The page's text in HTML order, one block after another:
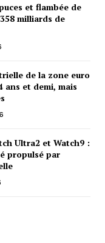
et flambée de
milliards de
de la zone euro
ans et demi, mais
Ultra2 et Watch9 :
propulsé par